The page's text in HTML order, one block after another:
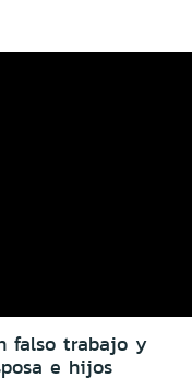
falso trabajo y
e hijos